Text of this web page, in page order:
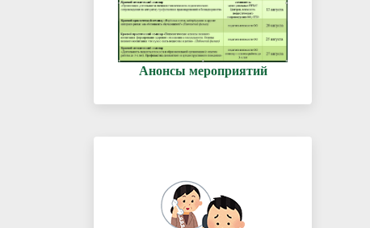
Анонсы мероприятий